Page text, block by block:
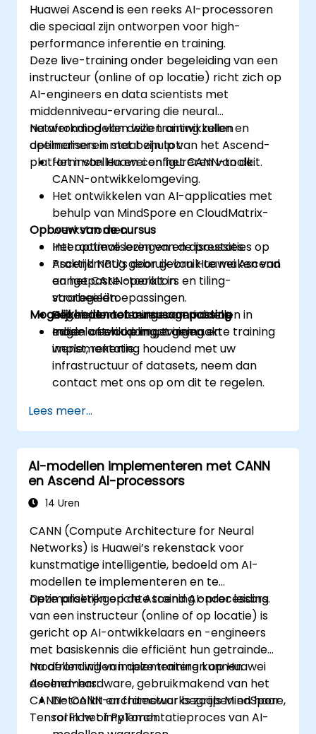
Huawei Ascend is een reeks AI-processoren
die speciaal zijn ontworpen voor high-
performance inferentie en training.
Deze live-training onder begeleiding van een
instructeur (online of op locatie) richt zich op
AI-engineers en data scientists met
middenniveau-ervaring die neural
netwerkmodellen willen ontwikkelen en
optimaliseren met behulp van het Ascend-
platform van Huawei en het CANN-toolkit.
Na afronding van deze training zullen
deelnemers in staat zijn tot:
Het instellen en configureren van de
CANN-ontwikkelomgeving.
Het ontwikkelen van AI-applicaties met
behulp van MindSpore en CloudMatrix-
werkstromen.
Het optimaliseren van de prestaties op
Ascend NPU’s door gebruik te maken van
aangepaste operators en tiling-
strategieën.
Het implementeren van modellen in
edge- of cloudomgevingen.
Opbouw van de cursus
Interactieve lezingen en discussies.
Praktijkmatig gebruik van Huawei Ascend
en het CANN-toolkit in
voorbeeldtoepassingen.
Begeleide oefeningen gericht op
modelontwikkeling, training en
implementatie.
Mogelijkheden tot cursusaanpassing
Indien u een op maat gemaakte training
wenst, rekening houdend met uw
infrastructuur of datasets, neem dan
contact met ons op om dit te regelen.
Lees meer...
AI-modellen implementeren met CANN
en Ascend AI-processors
14 Uren
CANN (Compute Architecture for Neural
Networks) is Huawei’s rekenstack voor
kunstmatige intelligentie, bedoeld om AI-
modellen te implementeren en te
optimaliseren op de Ascend AI-processors.
Deze praktijkgerichte training onder leiding
van een instructeur (online of op locatie) is
gericht op AI-ontwikkelaars en -engineers
met basiskennis die efficiënt hun getrainde
modellen willen implementeren op Huawei
Ascend-hardware, gebruikmakend van het
CANN-toolkit en frameworks zoals MindSpore,
TensorFlow of PyTorch.
Na afronding van deze training kunnen
deelnemers:
De CANN-architectuur begrijpen en haar
rol in het implementatieproces van AI-